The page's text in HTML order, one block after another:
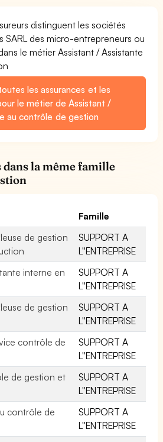
distinguent les sociétés
SARL des micro-entrepreneurs ou
le métier Assistant / Assistante
les assurances et les
le métier de Assistant /
au contrôle de gestion
la même famille
Famille
de gestion
SUPPORT A
L''ENTREPRISE
interne en
SUPPORT A
L''ENTREPRISE
de gestion
SUPPORT A
L''ENTREPRISE
contrôle de
SUPPORT A
L''ENTREPRISE
de gestion et
SUPPORT A
L''ENTREPRISE
contrôle de
SUPPORT A
L''ENTREPRISE